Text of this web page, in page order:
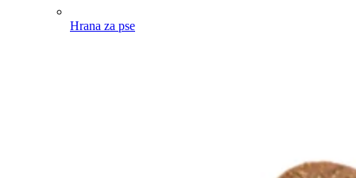
Hrana za pse